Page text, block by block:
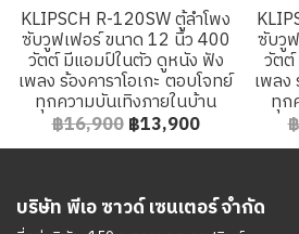
KLIPSCH R-120SW ตู้ลำโพง
ซับวูฟเฟอร์ ขนาด 12 นิ้ว 400
วัตต์ มีแอมป์ในตัว ดูหนัง ฟัง
เพลง ร้องคาราโอเกะ ตอบโจทย์
ทุกความบันเทิงภายในบ้าน
฿16,900 ฿13,900
ซับวู
วัต
เพลง
ทุก
บริษัท พีเอ ซาวด์ เซนเตอร์ จำกัด